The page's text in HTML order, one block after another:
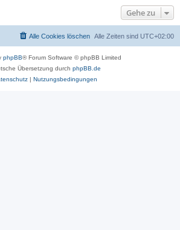
Gehe zu
Alle Zeiten sind UTC+02:00
Alle Cookies löschen
phpBB® Forum Software © phpBB Limited
Übersetzung durch phpBB.de
| Nutzungsbedingungen